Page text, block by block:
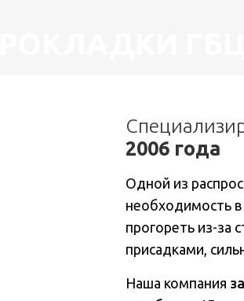
2006 года
Одной из
необходимость
прогореть из-за
присадками,
Наша компания